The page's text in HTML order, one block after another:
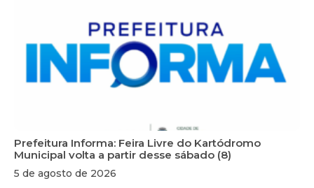
Prefeitura Informa: Feira Livre do Kartódromo
Municipal volta a partir desse sábado (8)
5 de agosto de 2026